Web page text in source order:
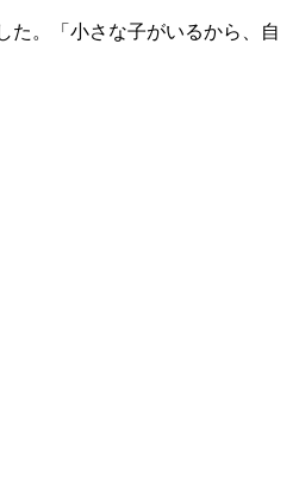
た。「小さな子がいるから、自